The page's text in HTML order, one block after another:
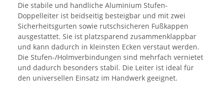
Die stabile und handliche Aluminium Stufen-
Doppelleiter ist beidseitig besteigbar und mit zwei
Sicherheitsgurten sowie rutschsicheren Fußkappen
ausgestattet. Sie ist platzsparend zusammenklappbar
und kann dadurch in kleinsten Ecken verstaut werden.
Die Stufen-/Holmverbindungen sind mehrfach vernietet
und dadurch besonders stabil. Die Leiter ist ideal für
den universellen Einsatz im Handwerk geeignet.